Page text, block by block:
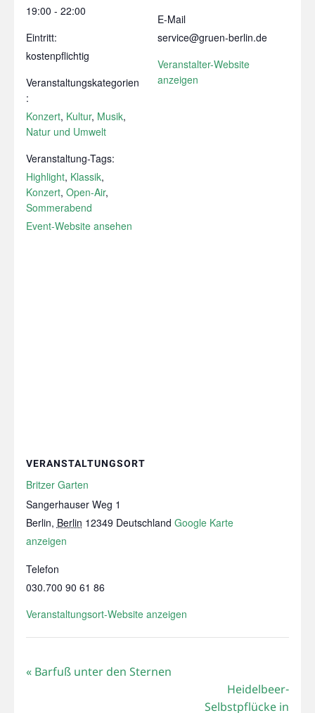
19:00 - 22:00
Eintritt:
kostenpflichtig
Veranstaltungskategorien
:
Konzert, Kultur, Musik,
Natur und Umwelt
Veranstaltung-Tags:
Highlight, Klassik,
Konzert, Open-Air,
Sommerabend
Event-Website ansehen
E-Mail
service@gruen-berlin.de
Veranstalter-Website
anzeigen
VERANSTALTUNGSORT
Britzer Garten
Sangerhauser Weg 1
Berlin, Berlin 12349 Deutschland Google Karte
anzeigen
Telefon
030.700 90 61 86
Veranstaltungsort-Website anzeigen
«Barfuß unter den Sternen
Heidelbeer-
Selbstpflücke in